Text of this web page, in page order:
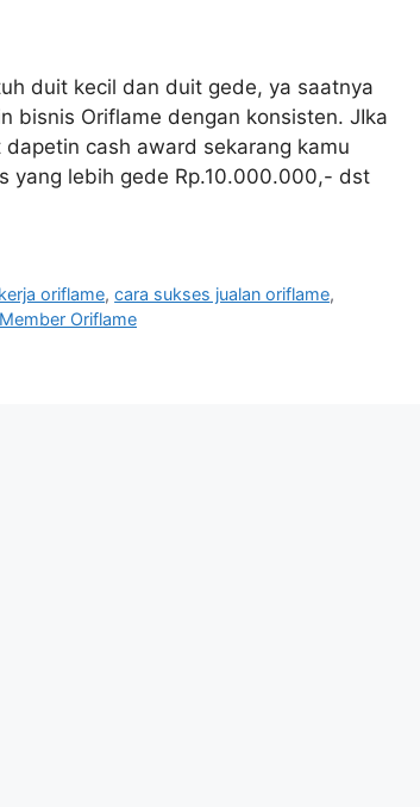
duit kecil dan duit gede, ya saatnya
bisnis Oriflame dengan konsisten. JIka
cash award sekarang kamu
yang lebih gede Rp.10.000.000,- dst
oriflame,cara sukses jualan oriflame,
Oriflame